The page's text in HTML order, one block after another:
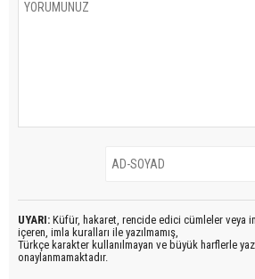
UYARI: Küfür, hakaret, rencide edici cümleler veya
içeren, imla kuralları ile yazılmamış,
Türkçe karakter kullanılmayan ve büyük harflerle
onaylanmamaktadır.